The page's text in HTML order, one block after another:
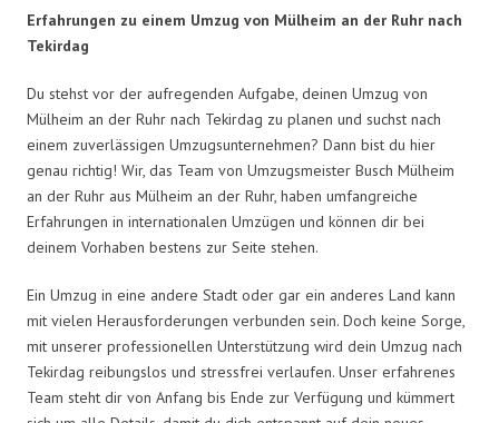
Erfahrungen zu einem Umzug von Mülheim an der Ruhr nach
Tekirdag
Du stehst vor der aufregenden Aufgabe, deinen Umzug von
Mülheim an der Ruhr nach Tekirdag zu planen und suchst nach
einem zuverlässigen Umzugsunternehmen? Dann bist du hier
genau richtig! Wir, das Team von Umzugsmeister Busch Mülheim
an der Ruhr aus Mülheim an der Ruhr, haben umfangreiche
Erfahrungen in internationalen Umzügen und können dir bei
deinem Vorhaben bestens zur Seite stehen.
Ein Umzug in eine andere Stadt oder gar ein anderes Land kann
mit vielen Herausforderungen verbunden sein. Doch keine Sorge,
mit unserer professionellen Unterstützung wird dein Umzug nach
Tekirdag reibungslos und stressfrei verlaufen. Unser erfahrenes
Team steht dir von Anfang bis Ende zur Verfügung und kümmert